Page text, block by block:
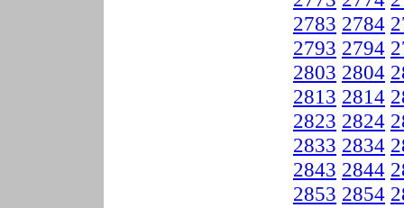
2783 2784
2793 2794
2803 2804
2813 2814
2823 2824
2833 2834
2843 2844
2853 2854